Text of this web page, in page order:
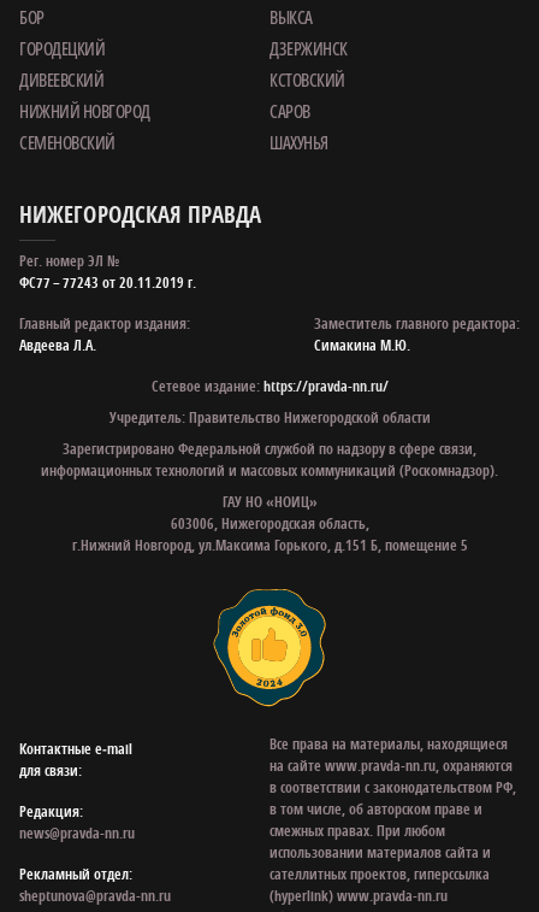
БОР
ВЫКСА
ГОРОДЕЦКИЙ
ДЗЕРЖИНСК
ДИВЕЕВСКИЙ
КСТОВСКИЙ
НИЖНИЙ НОВГОРОД
САРОВ
СЕМЕНОВСКИЙ
ШАХУНЬЯ
НИЖЕГОРОДСКАЯ ПРАВДА
Рег. номер ЭЛ №
ФС77 – 77243 от 20.11.2019 г.
Главный редактор издания:
Авдеева Л.А.
Заместитель главного редактора:
Симакина М.Ю.
Сетевое издание:https://pravda-nn.ru/
Учредитель: Правительство Нижегородской области
Зарегистрировано Федеральной службой по надзору в сфере связи,
информационных технологий и массовых коммуникаций (Роскомнадзор).
ГАУ НО «НОИЦ»
603006, Нижегородская область,
г.Нижний Новгород, ул.Максима Горького, д.151 Б, помещение 5
Контактные e‑mail
для связи:
Редакция:
news@pravda-nn.ru
Рекламный отдел:
sheptunova@pravda-nn.ru
Все права на материалы, находящиеся
на сайте www.pravda-nn.ru, охраняются
в соответствии с законодательством РФ,
в том числе, об авторском праве и
смежных правах. При любом
использовании материалов сайта и
сателлитных проектов, гиперссылка
(hyperlink) www.pravda-nn.ru